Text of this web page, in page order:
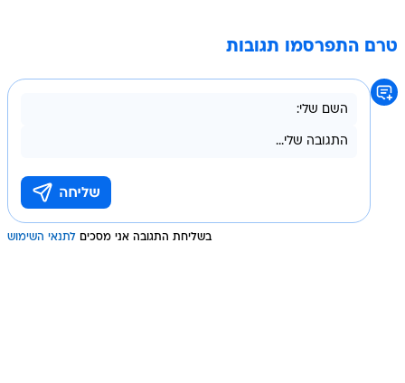
טרם התפרסמו תגובות
בשליחת התגובה אני מסכים לתנאי השימוש